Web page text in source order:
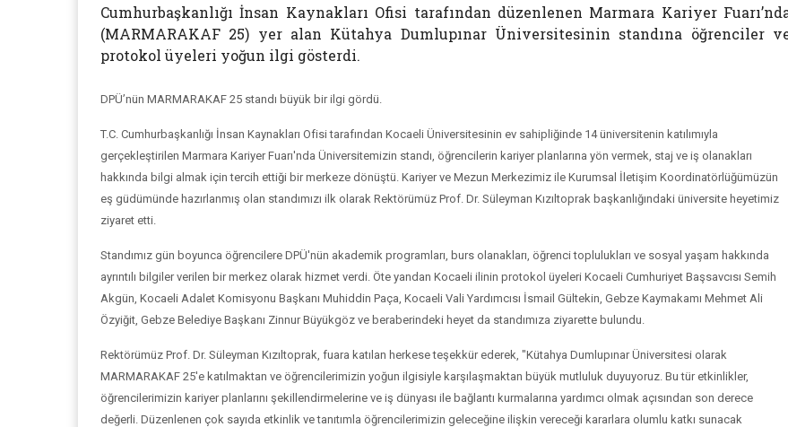
Cumhurbaşkanlığı İnsan Kaynakları Ofisi tarafından düzenlenen Marmara Kariyer
(MARMARAKAF 25) yer alan Kütahya Dumlupınar Üniversitesinin standına öğrenciler
protokol üyeleri yoğun ilgi gösterdi.
DPÜ’nün MARMARAKAF 25 standı büyük bir ilgi gördü.
T.C. Cumhurbaşkanlığı İnsan Kaynakları Ofisi tarafından Kocaeli Üniversitesinin ev sahipliğinde 14 üniversitenin katılımıyla
gerçekleştirilen Marmara Kariyer Fuarı'nda Üniversitemizin standı, öğrencilerin kariyer planlarına yön vermek, staj ve iş olanakları
hakkında bilgi almak için tercih ettiği bir merkeze dönüştü. Kariyer ve Mezun Merkezimiz ile Kurumsal İletişim Koordinatörlüğümüzün
eş güdümünde hazırlanmış olan standımızı ilk olarak Rektörümüz Prof. Dr. Süleyman Kızıltoprak başkanlığındaki üniversite heyetimiz
ziyaret etti.
Standımız gün boyunca öğrencilere DPÜ'nün akademik programları, burs olanakları, öğrenci toplulukları ve sosyal yaşam hakkında
ayrıntılı bilgiler verilen bir merkez olarak hizmet verdi. Öte yandan Kocaeli ilinin protokol üyeleri Kocaeli Cumhuriyet Başsavcısı Semih
Akgün, Kocaeli Adalet Komisyonu Başkanı Muhiddin Paça, Kocaeli Vali Yardımcısı İsmail Gültekin, Gebze Kaymakamı Mehmet Ali
Özyiğit, Gebze Belediye Başkanı Zinnur Büyükgöz ve beraberindeki heyet da standımıza ziyarette bulundu.
Rektörümüz Prof. Dr. Süleyman Kızıltoprak, fuara katılan herkese teşekkür ederek, "Kütahya Dumlupınar Üniversitesi olarak
MARMARAKAF 25'e katılmaktan ve öğrencilerimizin yoğun ilgisiyle karşılaşmaktan büyük mutluluk duyuyoruz. Bu tür etkinlikler,
öğrencilerimizin kariyer planlarını şekillendirmelerine ve iş dünyası ile bağlantı kurmalarına yardımcı olmak açısından son derece
değerli. Düzenlenen çok sayıda etkinlik ve tanıtımla öğrencilerimizin geleceğine ilişkin vereceği kararlara olumlu katkı sunacak